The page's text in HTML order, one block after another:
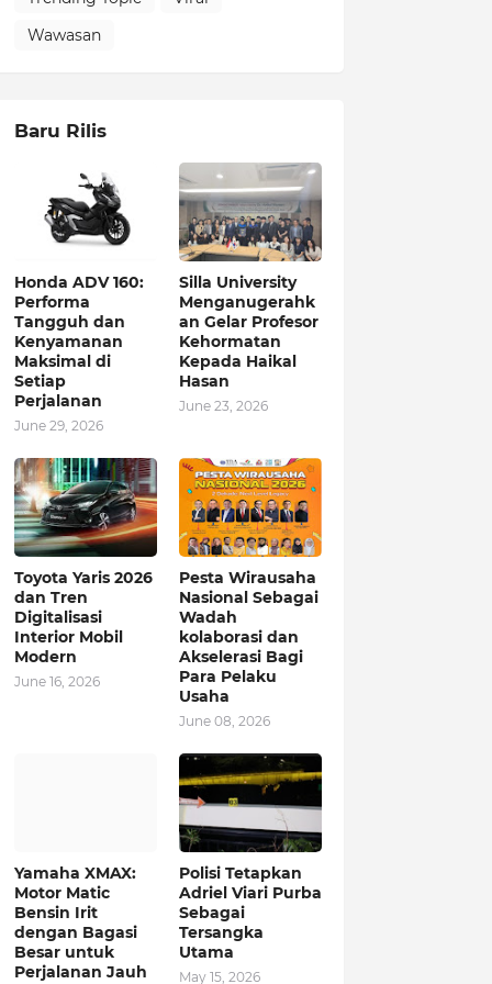
Wawasan
Baru Rilis
Honda ADV 160:
Performa
Tangguh dan
Kenyamanan
Maksimal di
Setiap
Perjalanan
June 29, 2026
Silla University
Menganugerahk
an Gelar Profesor
Kehormatan
Kepada Haikal
Hasan
June 23, 2026
Toyota Yaris 2026
dan Tren
Digitalisasi
Interior Mobil
Modern
June 16, 2026
Pesta Wirausaha
Nasional Sebagai
Wadah
kolaborasi dan
Akselerasi Bagi
Para Pelaku
Usaha
June 08, 2026
Yamaha XMAX:
Motor Matic
Bensin Irit
dengan Bagasi
Besar untuk
Perjalanan Jauh
Polisi Tetapkan
Adriel Viari Purba
Sebagai
Tersangka
Utama
May 15, 2026